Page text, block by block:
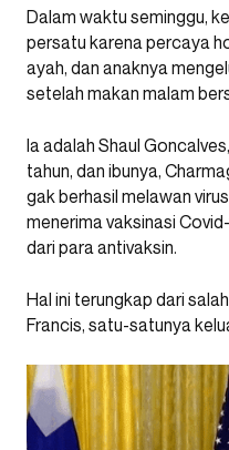
Dalam waktu seminggu,
persatu karena percaya
ayah, dan anaknya
setelah makan malam
Ia adalah Shaul
tahun, dan ibunya,
gak berhasil melawan
menerima vaksinasi
dari para antivaksin.
Hal ini terungkap dari
Francis, satu-satunya